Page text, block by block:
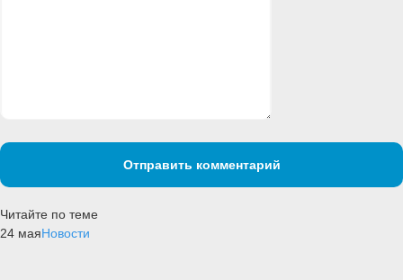
Отправить комментарий
Читайте по теме
24 маяНовости